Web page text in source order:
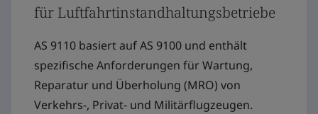
für Luftfahrtinstandhaltungsbetriebe
AS 9110 basiert auf AS 9100 und enthält
spezifische Anforderungen für Wartung,
Reparatur und Überholung (MRO) von
Verkehrs-, Privat- und Militärflugzeugen.